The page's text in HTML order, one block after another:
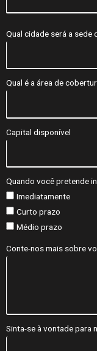
Qual cidade será a sede
Qual é a área de
Capital disponível
Quando você pretende
Imediatamente
Curto prazo
Médio prazo
Conte-nos mais sobre
Sinta-se à vontade para